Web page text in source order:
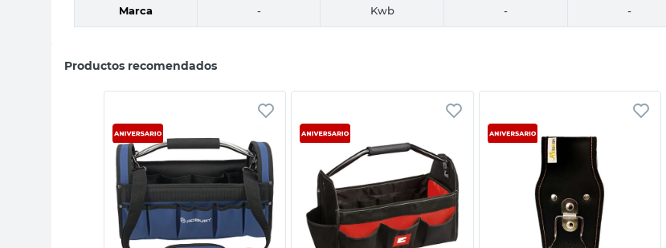
Marca - Kwb - -
Productos recomendados
Vista rápida Vista rápida Vista rápida